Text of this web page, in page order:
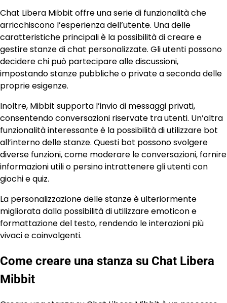
Chat Libera Mibbit offre una serie di funzionalità che
arricchiscono l’esperienza dell’utente. Una delle
caratteristiche principali è la possibilità di creare e
gestire stanze di chat personalizzate. Gli utenti possono
decidere chi può partecipare alle discussioni,
impostando stanze pubbliche o private a seconda delle
proprie esigenze.
Inoltre, Mibbit supporta l’invio di messaggi privati,
consentendo conversazioni riservate tra utenti. Un’altra
funzionalità interessante è la possibilità di utilizzare bot
all’interno delle stanze. Questi bot possono svolgere
diverse funzioni, come moderare le conversazioni, fornire
informazioni utili o persino intrattenere gli utenti con
giochi e quiz.
La personalizzazione delle stanze è ulteriormente
migliorata dalla possibilità di utilizzare emoticon e
formattazione del testo, rendendo le interazioni più
vivaci e coinvolgenti.
Come creare una stanza su Chat Libera
Mibbit